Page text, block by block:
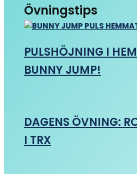
Övningstips
PULSHÖJNING I
BUNNY JUMP!
DAGENS ÖVNING:
I TRX